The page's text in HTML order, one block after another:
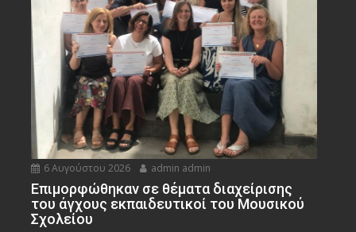
6 Αυγούστου 2026 admin admin
Eπιμορφώθηκαν σε θέματα διαχείρισης
του άγχους εκπαιδευτικοί του Μουσικού
Σχολείου